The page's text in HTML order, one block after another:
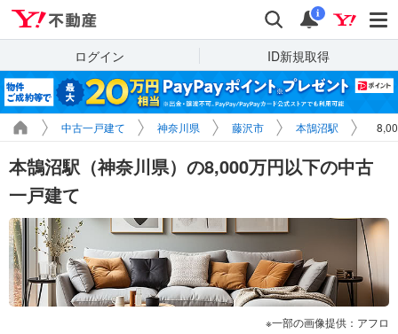
検索 通知
i
ログイン ID新規取得
中古一戸建て 神奈川県 藤沢市 本鵠沼駅
本鵠沼駅（神奈川県）の8,000万円以下の中古
一戸建て
一部の画像提供：アフロ